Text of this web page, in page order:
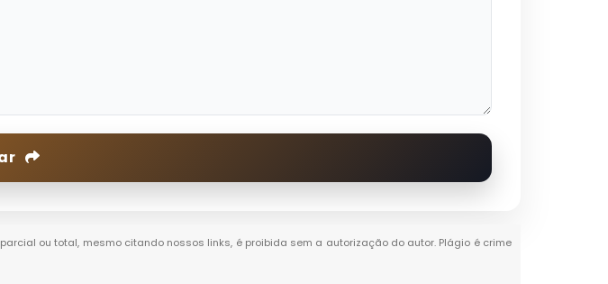
ou total, mesmo citando nossos links, é proibida sem a autorização do autor. Plágio é crime